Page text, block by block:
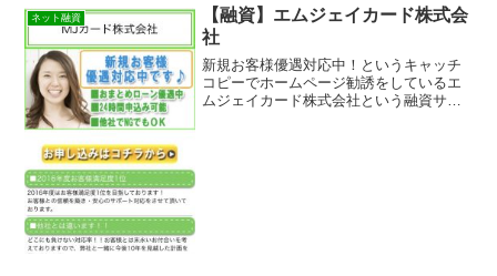
者の「株式会社ジャパン・ファイナンシ
ャル・ソリ...
ネット融資
【融資】エムジェイカード株式会
社
新規お客様優遇対応中！というキャッチ
コピーでホームページ勧誘をしているエ
ムジェイカード株式会社という融資サイ